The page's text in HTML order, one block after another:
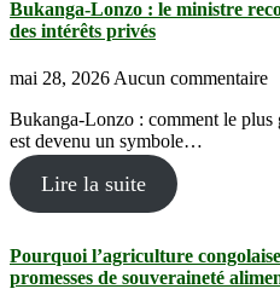
Bukanga-Lonzo : le ministre
des intérêts privés
mai 28, 2026Aucun commentaire
Bukanga-Lonzo : comment le
est devenu un symbole…
Lire la suite
Pourquoi l’agriculture
promesses de souveraineté